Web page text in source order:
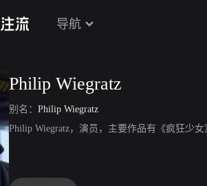
导航
Philip Wiegratz
别名： Philip Wiegratz
Philip Wiegratz，演员，主要作品有《疯狂少